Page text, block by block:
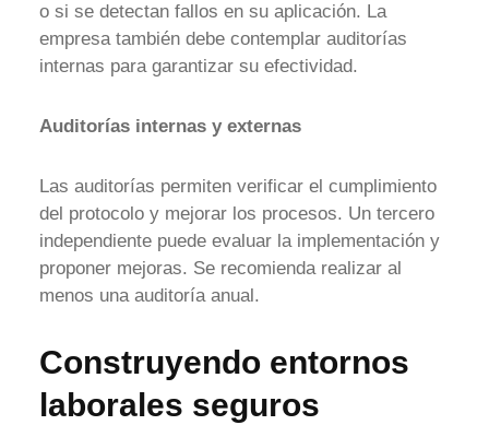
o si se detectan fallos en su aplicación. La
empresa también debe contemplar auditorías
internas para garantizar su efectividad.
Auditorías internas y externas
Las auditorías permiten verificar el cumplimiento
del protocolo y mejorar los procesos. Un tercero
independiente puede evaluar la implementación y
proponer mejoras. Se recomienda realizar al
menos una auditoría anual.
Construyendo entornos
laborales seguros